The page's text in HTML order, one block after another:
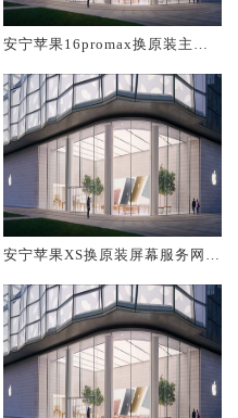
安宁苹果16promax换原装主板
安宁苹果XS换原装屏幕服务网点